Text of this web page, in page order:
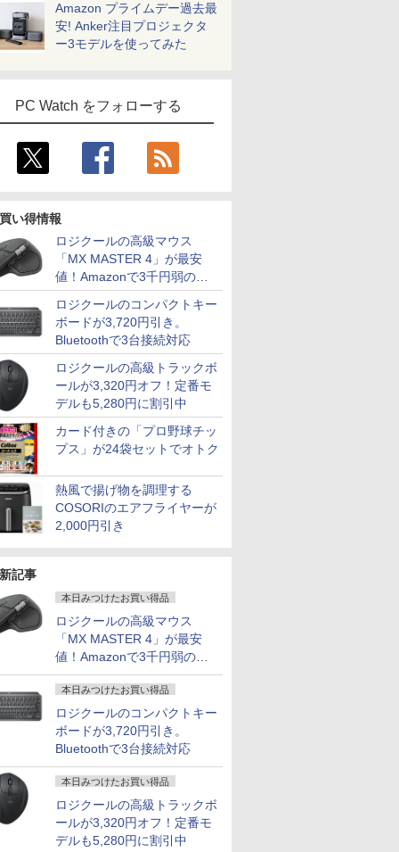
Amazon プライムデー過去最
安! Anker注目プロジェクタ
ー3モデルを使ってみた
PC Watch をフォローする
い得情報
ロジクールの高級マウス
「MX MASTER 4」が最安
値！Amazonで3千円弱の割
引
ロジクールのコンパクトキー
ボードが3,720円引き。
Bluetoothで3台接続対応
ロジクールの高級トラックボ
ールが3,320円オフ！定番モ
デルも5,280円に割引中
カード付きの「プロ野球チッ
プス」が24袋セットでオトク
熱風で揚げ物を調理する
COSORIのエアフライヤーが
2,000円引き
記事
本日みつけたお買い得品
ロジクールの高級マウス
「MX MASTER 4」が最安
値！Amazonで3千円弱の割
引
本日みつけたお買い得品
ロジクールのコンパクトキー
ボードが3,720円引き。
Bluetoothで3台接続対応
本日みつけたお買い得品
ロジクールの高級トラックボ
ールが3,320円オフ！定番モ
デルも5,280円に割引中